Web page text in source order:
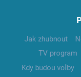
Jak zhubnout
TV program
Kdy budou volby